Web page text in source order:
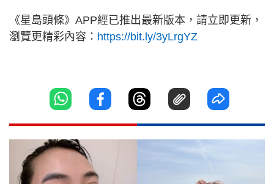
《星島頭條》APP經已推出最新版本，請立即更新，
瀏覽更精彩內容： https://bit.ly/3yLrgYZ